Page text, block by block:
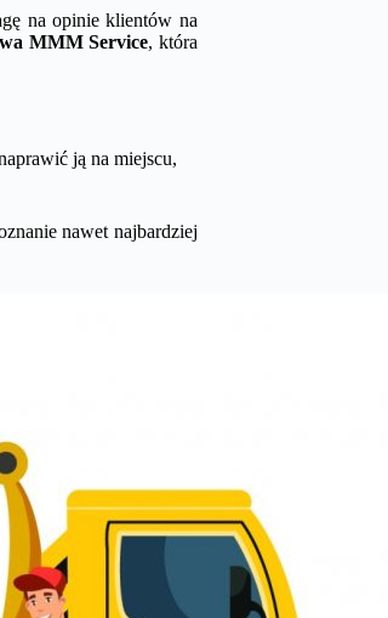
na opinie klientów na
MMM Service, która
ją na miejscu,
nawet najbardziej